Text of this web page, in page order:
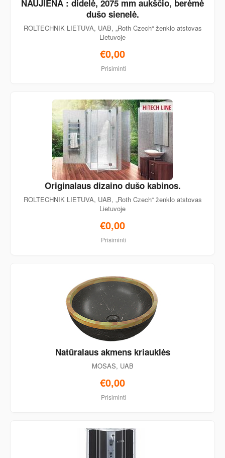
NAUJIENA : didelė, 2075 mm aukščio, berėmė
dušo sienelė.
ROLTECHNIK LIETUVA, UAB, „Roth Czech“ ženklo atstovas
Lietuvoje
€0,00
Prisiminti
Originalaus dizaino dušo kabinos.
ROLTECHNIK LIETUVA, UAB, „Roth Czech“ ženklo atstovas
Lietuvoje
€0,00
Prisiminti
Natūralaus akmens kriauklės
MOSAS, UAB
€0,00
Prisiminti